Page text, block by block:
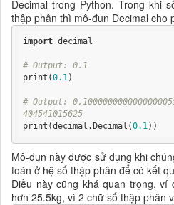
Decimal trong Python. Trong khi
thập phân thì mô-đun Decimal cho
import decimal
# Output: 0.1
print(0.1)
# Output:
404541015625
print(decimal.Decimal(0.1))
Mô-đun này được sử dụng khi
toán ở hệ số thập phân để có kết
Điều này cũng khá quan trọng, ví
hơn 25.5kg, vì 2 chữ số thập phân